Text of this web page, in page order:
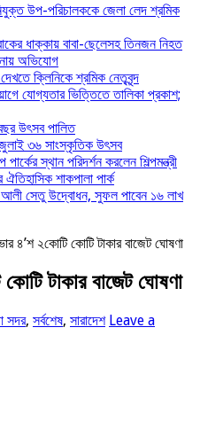
উপ-পরিচালককে জেলা লেদ শ্রমিক
ধাক্কায় বাবা-ছেলেসহ তিনজন নিহত
অভিযোগ
ক্লিনিকে শ্রমিক নেতৃবৃন্দ
যোগ্যতার ভিত্তিতে তালিকা প্রকাশ;
উৎসব পা‌লিত
৩৬ সাংস্কৃতিক উৎসব
স্থান পরিদর্শন করলেন শিল্পমন্ত্রী
শাকপালা পার্ক
আলী সেতু উদ্বোধন, সুফল পাবেন ১৬ লাখ
৪’শ ২কোটি কোটি টাকার বাজেট ঘোষণা
টাকার বাজেট ঘোষণা
সদর, সর্বশেষ, সারাদেশ Leave a